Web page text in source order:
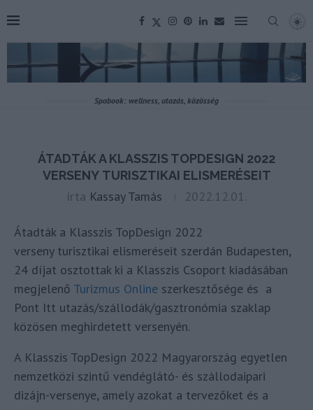
Spabook: wellness, utazás, közösség
ÁTADTÁK A KLASSZIS TOPDESIGN 2022
VERSENY TURISZTIKAI ELISMERÉSEIT
írta Kassay Tamás 2022.12.01.
Átadták a Klasszis TopDesign 2022
verseny turisztikai elismeréseit szerdán Budapesten,
24 díjat osztottak ki a Klasszis Csoport kiadásában
megjelenő Turizmus Online szerkesztősége és a
Pont Itt utazás/szállodák/gasztronómia szaklap
közösen meghirdetett versenyén.
A Klasszis TopDesign 2022 Magyarország egyetlen
nemzetközi szintű vendéglátó- és szállodaipari
dizájn-versenye, amely azokat a tervezőket és a